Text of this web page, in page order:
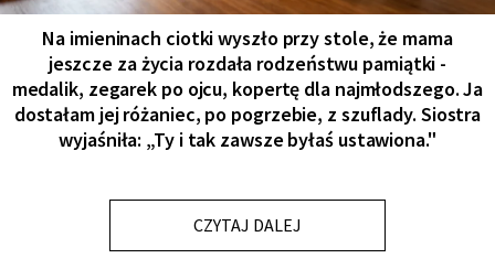
Na imieninach ciotki wyszło przy stole, że mama
jeszcze za życia rozdała rodzeństwu pamiątki -
medalik, zegarek po ojcu, kopertę dla najmłodszego. Ja
dostałam jej różaniec, po pogrzebie, z szuflady. Siostra
wyjaśniła: „Ty i tak zawsze byłaś ustawiona."
CZYTAJ DALEJ